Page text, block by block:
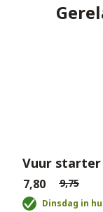
Vuur
€7,80 €9,75
Dinsdag in